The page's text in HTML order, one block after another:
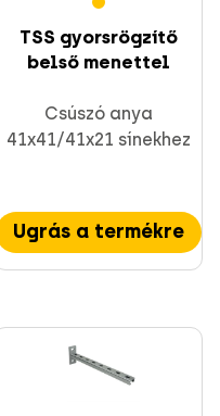
profil sínek
TSS gyorsrögzítő
belső menettel
Csúszó anya
41x41/41x21 sínekhez
Ugrás a termékre